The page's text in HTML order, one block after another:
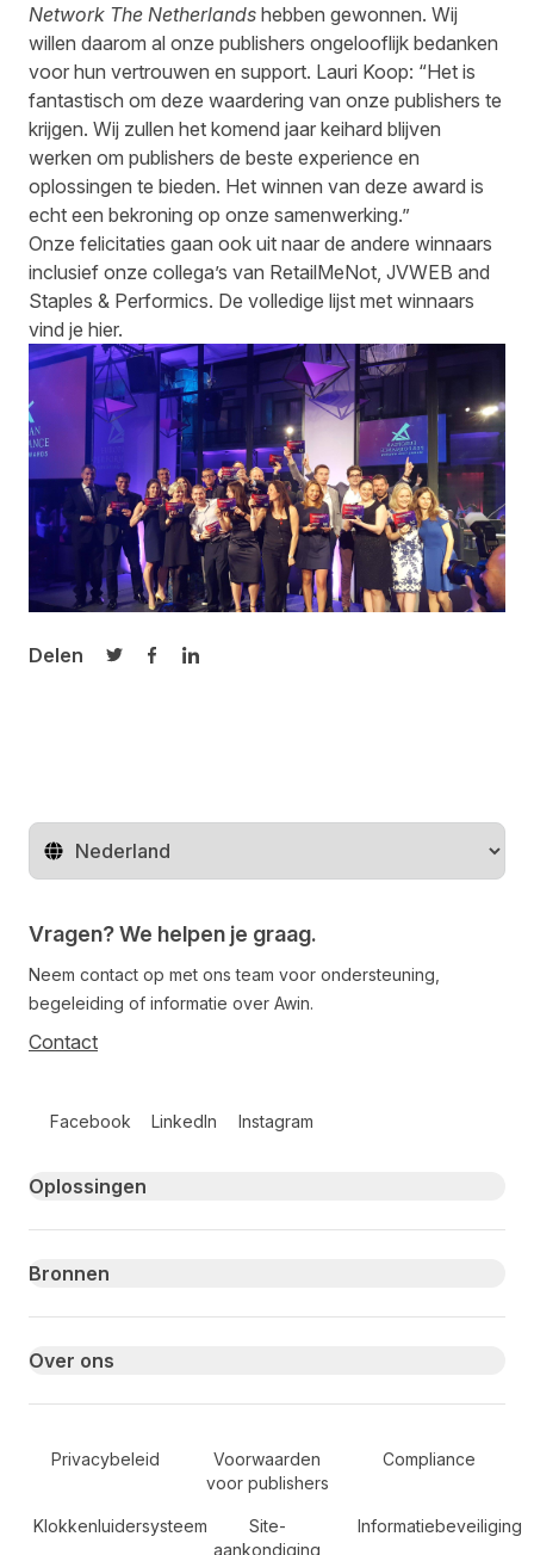
Network The Netherlands hebben gewonnen. Wij
willen daarom al onze publishers ongelooflijk bedanken
voor hun vertrouwen en support. Lauri Koop: “Het is
fantastisch om deze waardering van onze publishers te
krijgen. Wij zullen het komend jaar keihard blijven
werken om publishers de beste experience en
oplossingen te bieden. Het winnen van deze award is
echt een bekroning op onze samenwerking.”
Onze felicitaties gaan ook uit naar de andere winnaars
inclusief onze collega’s van RetailMeNot, JVWEB and
Staples & Performics. De volledige lijst met winnaars
vind je hier.
Delen
Delen op Twitter
Delen op Facebook
Delen op LinkedIn
Regio wijzigen
Vragen? We helpen je graag.
Neem contact op met ons team voor ondersteuning,
begeleiding of informatie over Awin.
Contact
Facebook LinkedIn Instagram
Primary footer navigation
Oplossingen
Bronnen
Over ons
Secondary Footer Navigation
Privacybeleid
Voorwaarden
voor publishers
Compliance
Klokkenluidersysteem
Site-
aankondiging
Informatiebeveiliging